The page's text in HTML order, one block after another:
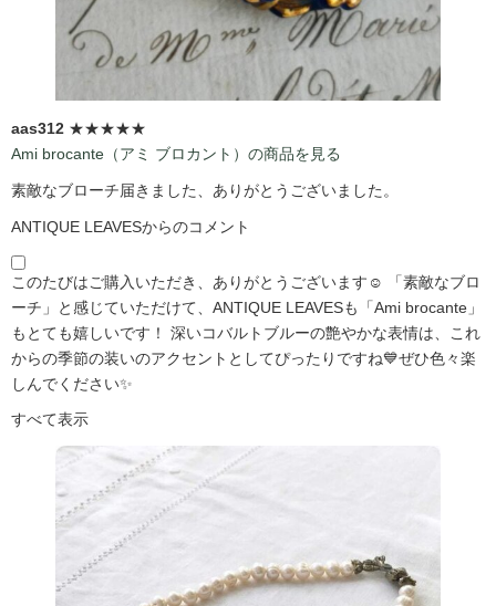
aas312 ★★★★★
Ami brocante（アミ ブロカント）の商品を見る
素敵なブローチ届きました、ありがとうございました。
ANTIQUE LEAVESからのコメント
このたびはご購入いただき、ありがとうございます☺️ 「素敵なブロ
ーチ」と感じていただけて、ANTIQUE LEAVESも「Ami brocante」
もとても嬉しいです！ 深いコバルトブルーの艶やかな表情は、これ
からの季節の装いのアクセントとしてぴったりですね💙ぜひ色々楽
しんでください✨
すべて表示